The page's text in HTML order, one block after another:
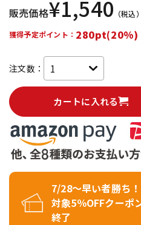
販売価格¥1,540 （税込）
獲得予定ポイント： 280pt(20%)
注文数：
カートに入れる
7/28～早い者勝ち
対象5％OFFクー
終了